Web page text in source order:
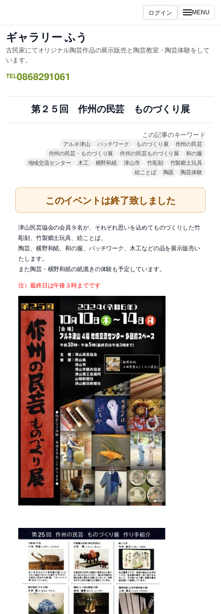
ス
キ
ッ
プ
ログイン MENU
ギャラリー ふう
古民家にてオリジナル陶芸作品の展示販売と陶芸教室・陶芸体験をして
います。
TEL0868291061
第２５回 作州の民芸 ものづくり展
この記事のキーワード
アルネ津山 パッチワーク ものづくり展
作州の民芸
作州の民芸・ものづくり展
作州の民芸ものづくり展
和の服
地域交流センター
木工 横野和紙 津山市 竹彫刻
竹製郷土玩具
絵ことば
陶器 陶芸体験
このイベントは終了致しました
津山民芸協会の会員９名が、それぞれ思いを込めてものづくりした竹
彫刻、竹製郷土玩具、絵ことば、
陶芸、横野和紙、和の服、パッチワーク、木工などの品を展示販売い
たします。
また陶芸・横野和紙の紙漉きの体験も予定しています。
注）最終日は午後３時までです